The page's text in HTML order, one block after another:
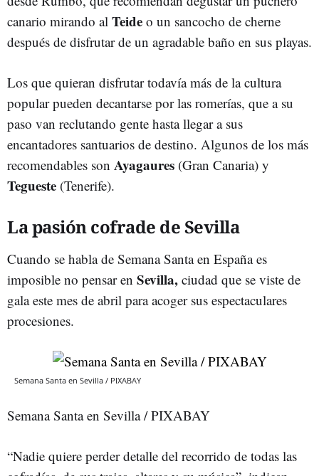
canario mirando al Teide o un sancocho de cherne
después de disfrutar de un agradable baño en sus playas.
Los que quieran disfrutar todavía más de la cultura
popular pueden decantarse por las romerías, que a su
paso van reclutando gente hasta llegar a sus
encantadores santuarios de destino. Algunos de los más
recomendables son Ayagaures (Gran Canaria) y
Tegueste (Tenerife).
La pasión cofrade de Sevilla
Cuando se habla de Semana Santa en España es
imposible no pensar en Sevilla, ciudad que se viste de
gala este mes de abril para acoger sus espectaculares
procesiones.
Semana Santa en Sevilla / PIXABAY
Semana Santa en Sevilla / PIXABAY
“Nadie quiere perder detalle del recorrido de todas las